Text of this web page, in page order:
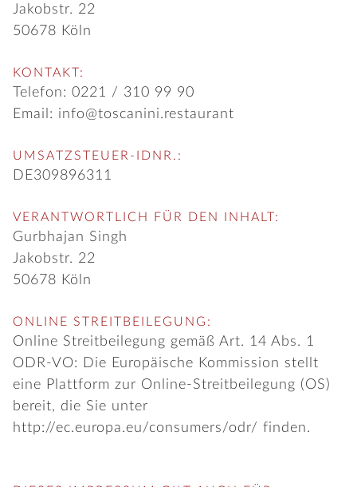
Jakobstr. 22
50678 Köln
KONTAKT:
Telefon: 0221 / 310 99 90
Email: info@toscanini.restaurant
UMSATZSTEUER-IDNR.:
DE309896311
VERANTWORTLICH FÜR DEN INHALT:
Gurbhajan Singh
Jakobstr. 22
50678 Köln
ONLINE STREITBEILEGUNG:
Online Streitbeilegung gemäß Art. 14 Abs. 1
ODR-VO: Die Europäische Kommission stellt
eine Plattform zur Online-Streitbeilegung (OS)
bereit, die Sie unter
http://ec.europa.eu/consumers/odr/ finden.